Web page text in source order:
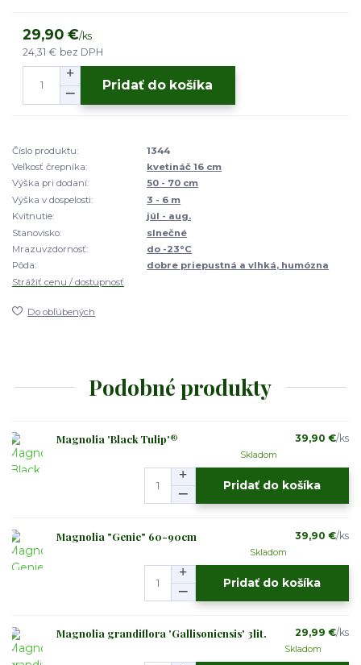
29,90 €/ks
24,31 € bez DPH
Pridať do košíka
Číslo produktu:
1344
Veľkosť črepníka:
kvetináč 16 cm
Výška pri dodaní:
50 - 70 cm
Výška v dospelosti:
3 - 6 m
Kvitnutie:
júl - aug.
Stanovisko:
slnečné
Mrazuvzdornosť:
do -23°C
Pôda:
dobre priepustná a vlhká, humózna
Strážiť cenu / dostupnosť
Do obľúbených
Podobné produkty
Magnolia 'Black Tulip'® 39,90 €/ks
Skladom
Pridať do košíka
Magnolia "Genie" 60-90cm 39,90 €/ks
Skladom
Pridať do košíka
Magnolia grandiflora 'Gallisoniensis' 3lit. 29,99 €/ks
Skladom